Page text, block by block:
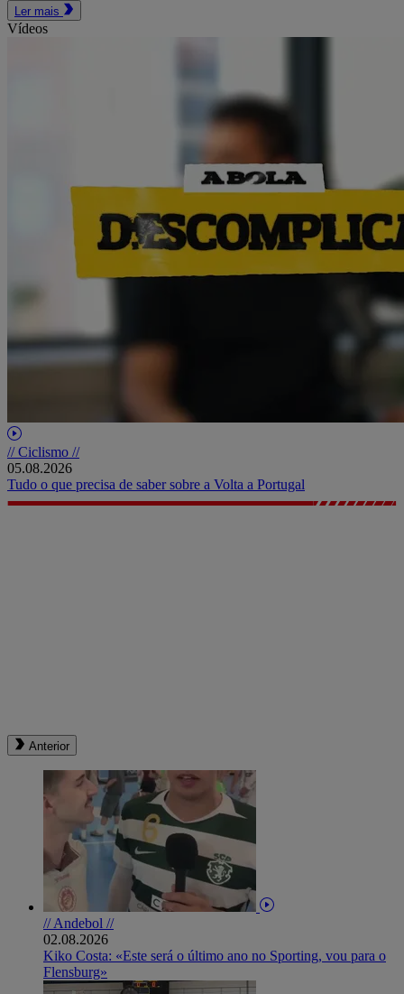
Ler mais
Vídeos
// Ciclismo //
05.08.2026
Tudo o que precisa de saber sobre a Volta a Portugal
Anterior
// Andebol //
02.08.2026
Kiko Costa: «Este será o último ano no Sporting, vou para o
Flensburg»